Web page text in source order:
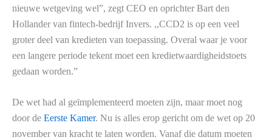
nieuwe wetgeving wel”, zegt CEO en oprichter Bart den
Hollander van fintech-bedrijf Invers. ,,CCD2 is op een veel
groter deel van kredieten van toepassing. Overal waar je voor
een langere periode tekent moet een kredietwaardigheidstoets
gedaan worden.”
De wet had al geïmplementeerd moeten zijn, maar moet nog
door de Eerste Kamer. Nu is alles erop gericht om de wet op 20
november van kracht te laten worden. Vanaf die datum moeten